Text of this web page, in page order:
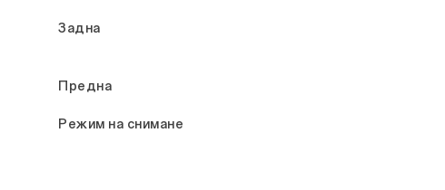
Задна
Предна
Режим на снимане